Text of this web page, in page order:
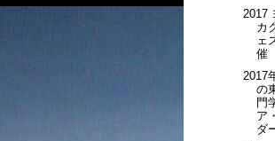
2017
カ
ェ
催
2017
の
門
ア
ダ